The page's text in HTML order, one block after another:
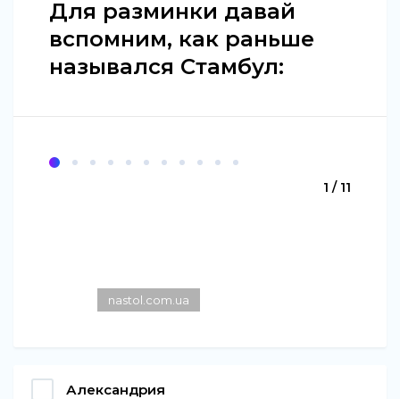
Для разминки давай
вспомним, как раньше
назывался Стамбул:
1 / 11
nastol.com.ua
Александрия